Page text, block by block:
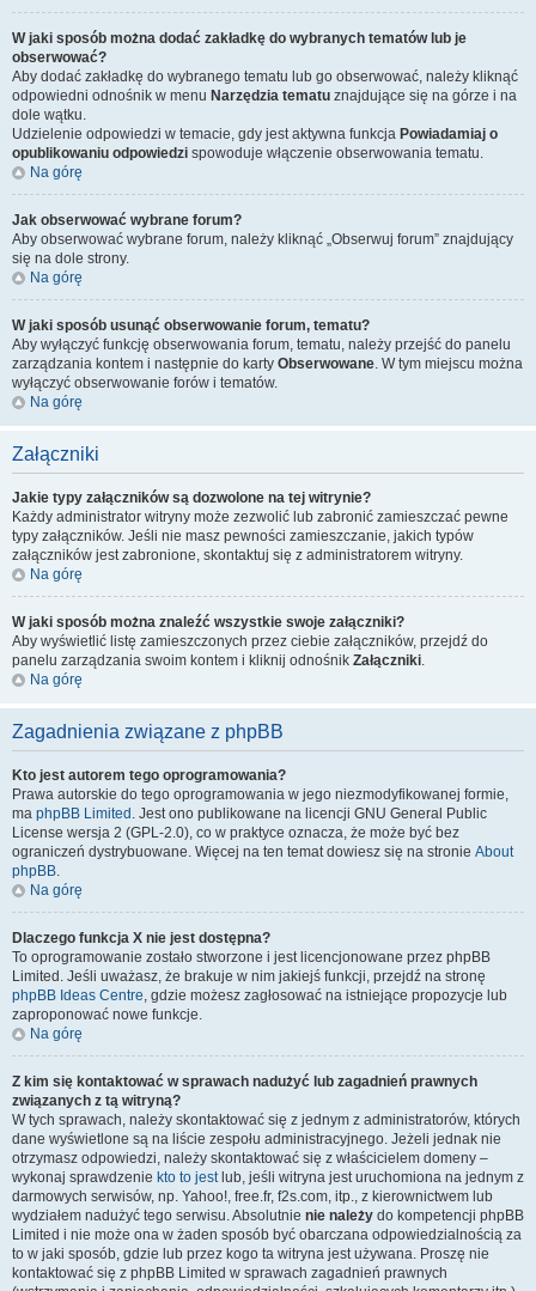
W jaki sposób można dodać zakładkę do wybranych tematów lub je
obserwować?
Aby dodać zakładkę do wybranego tematu lub go obserwować, należy kliknąć
odpowiedni odnośnik w menu Narzędzia tematu znajdujące się na górze i na
dole wątku.
Udzielenie odpowiedzi w temacie, gdy jest aktywna funkcja Powiadamiaj o
opublikowaniu odpowiedzi spowoduje włączenie obserwowania tematu.
Na górę
Jak obserwować wybrane forum?
Aby obserwować wybrane forum, należy kliknąć „Obserwuj forum” znajdujący
się na dole strony.
Na górę
W jaki sposób usunąć obserwowanie forum, tematu?
Aby wyłączyć funkcję obserwowania forum, tematu, należy przejść do panelu
zarządzania kontem i następnie do karty Obserwowane. W tym miejscu można
wyłączyć obserwowanie forów i tematów.
Na górę
Załączniki
Jakie typy załączników są dozwolone na tej witrynie?
Każdy administrator witryny może zezwolić lub zabronić zamieszczać pewne
typy załączników. Jeśli nie masz pewności zamieszczanie, jakich typów
załączników jest zabronione, skontaktuj się z administratorem witryny.
Na górę
W jaki sposób można znaleźć wszystkie swoje załączniki?
Aby wyświetlić listę zamieszczonych przez ciebie załączników, przejdź do
panelu zarządzania swoim kontem i kliknij odnośnik Załączniki.
Na górę
Zagadnienia związane z phpBB
Kto jest autorem tego oprogramowania?
Prawa autorskie do tego oprogramowania w jego niezmodyfikowanej formie,
ma phpBB Limited . Jest ono publikowane na licencji GNU General Public
License wersja 2 (GPL-2.0), co w praktyce oznacza, że może być bez
ograniczeń dystrybuowane. Więcej na ten temat dowiesz się na stronie About
phpBB.
Na górę
Dlaczego funkcja X nie jest dostępna?
To oprogramowanie zostało stworzone i jest licencjonowane przez phpBB
Limited. Jeśli uważasz, że brakuje w nim jakiejś funkcji, przejdź na stronę
phpBB Ideas Centre, gdzie możesz zagłosować na istniejące propozycje lub
zaproponować nowe funkcje.
Na górę
Z kim się kontaktować w sprawach nadużyć lub zagadnień prawnych
związanych z tą witryną?
W tych sprawach, należy skontaktować się z jednym z administratorów, których
dane wyświetlone są na liście zespołu administracyjnego. Jeżeli jednak nie
otrzymasz odpowiedzi, należy skontaktować się z właścicielem domeny –
wykonaj sprawdzenie kto to jestlub, jeśli witryna jest uruchomiona na jednym z
darmowych serwisów, np. Yahoo!, free.fr, f2s.com, itp., z kierownictwem lub
wydziałem nadużyć tego serwisu. Absolutnie nie należy do kompetencji phpBB
Limited i nie może ona w żaden sposób być obarczana odpowiedzialnością za
to w jaki sposób, gdzie lub przez kogo ta witryna jest używana. Proszę nie
kontaktować się z phpBB Limited w sprawach zagadnień prawnych